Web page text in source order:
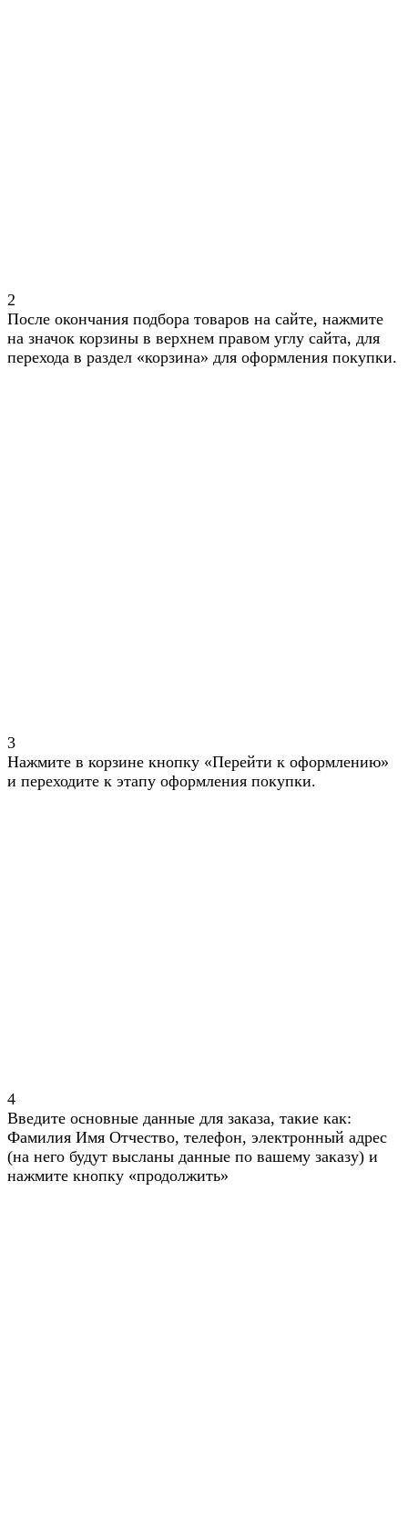
2
После окончания подбора товаров на сайте, нажмите
на значок корзины в верхнем правом углу сайта, для
перехода в раздел «корзина» для оформления покупки.
3
Нажмите в корзине кнопку «Перейти к оформлению»
и переходите к этапу оформления покупки.
4
Введите основные данные для заказа, такие как:
Фамилия Имя Отчество, телефон, электронный адрес
(на него будут высланы данные по вашему заказу) и
нажмите кнопку «продолжить»